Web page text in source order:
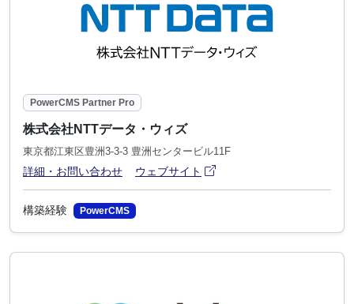
PowerCMS Partner Pro
株式会社NTTデータ・ウィズ
東京都江東区豊洲3-3-3 豊洲センタービル11F
詳細・お問い合わせ ウェブサイト
構築経験 PowerCMS